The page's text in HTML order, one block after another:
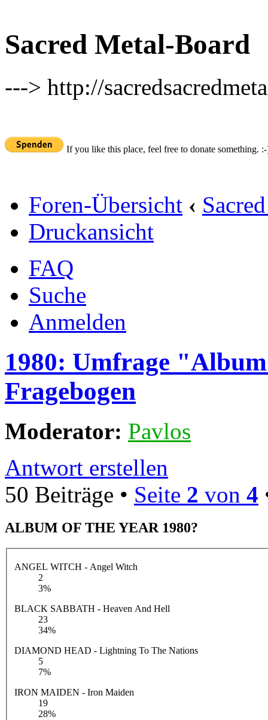
Sacred Metal-Board
---> http://
If you like this place, feel free to donate something.
Foren-Übersicht ‹
Druckansicht
FAQ
Suche
Anmelden
1980: Umfrage
Fragebogen
Moderator: Pavlos
Antwort erstellen
50 Beiträge • Seite 2 von 4
ALBUM OF THE YEAR 1980?
ANGEL WITCH - Angel Witch
2
3%
BLACK SABBATH - Heaven And Hell
23
34%
DIAMOND HEAD - Lightning To The Nations
5
7%
IRON MAIDEN - Iron Maiden
19
28%